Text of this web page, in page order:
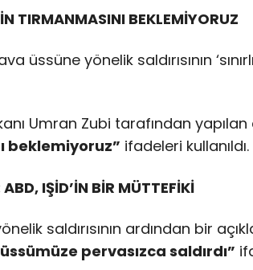
TIRMANMASINI BEKLEMİYORUZ
üssüne yönelik saldırısının
Umran Zubi tarafından yapılan
beklemiyoruz” ifadeleri kullanıldı.
IŞİD’İN BİR MÜTTEFİKİ
saldırısının ardından bir
pervasızca saldırdı”